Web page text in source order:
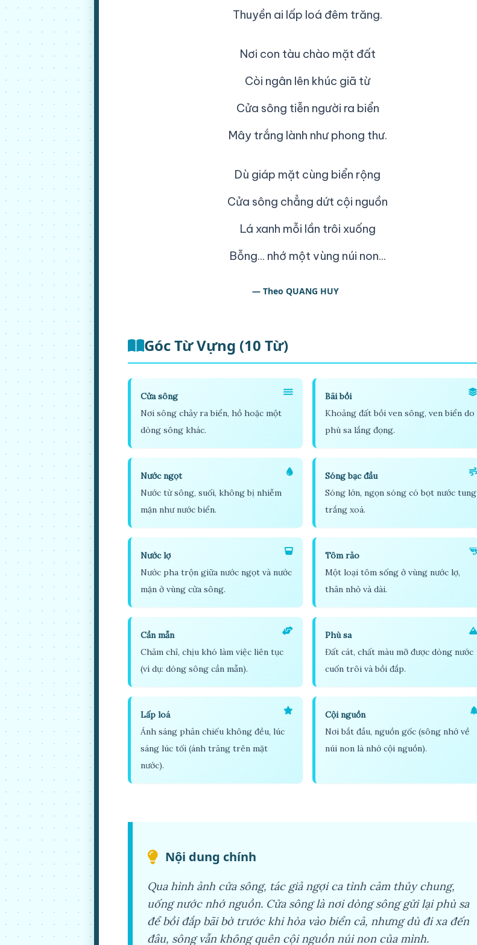
Thuyền ai lấp loá đêm trăng.
Nơi con tàu chào mặt đất
Còi ngân lên khúc giã từ
Cửa sông tiễn người ra biển
Mây trắng lành như phong thư.
Dù giáp mặt cùng biển rộng
Cửa sông chẳng dứt cội nguồn
Lá xanh mỗi lần trôi xuống
Bỗng... nhớ một vùng núi non...
— Theo QUANG HUY
Góc Từ Vựng (10 Từ)
Cửa sông
Nơi sông chảy ra biển, hồ hoặc một
dòng sông khác.
Bãi bồi
Khoảng đất bồi ven sông, ven biển do
phù sa lắng đọng.
Nước ngọt
Nước từ sông, suối, không bị nhiễm
mặn như nước biển.
Sóng bạc đầu
Sóng lớn, ngọn sóng có bọt nước tung
trắng xoá.
Nước lợ
Nước pha trộn giữa nước ngọt và nước
mặn ở vùng cửa sông.
Tôm rảo
Một loại tôm sống ở vùng nước lợ,
thân nhỏ và dài.
Cần mẫn
Chăm chỉ, chịu khó làm việc liên tục
(ví dụ: dòng sông cần mẫn).
Phù sa
Đất cát, chất màu mỡ được dòng nước
cuốn trôi và bồi đắp.
Lấp loá
Ánh sáng phản chiếu không đều, lúc
sáng lúc tối (ánh trăng trên mặt
nước).
Cội nguồn
Nơi bắt đầu, nguồn gốc (sông nhớ về
núi non là nhớ cội nguồn).
Nội dung chính
Qua hình ảnh cửa sông, tác giả ngợi ca tình cảm thủy chung,
uống nước nhớ nguồn. Cửa sông là nơi dòng sông gửi lại phù sa
để bồi đắp bãi bờ trước khi hòa vào biển cả, nhưng dù đi xa đến
đâu, sông vẫn không quên cội nguồn núi non của mình.